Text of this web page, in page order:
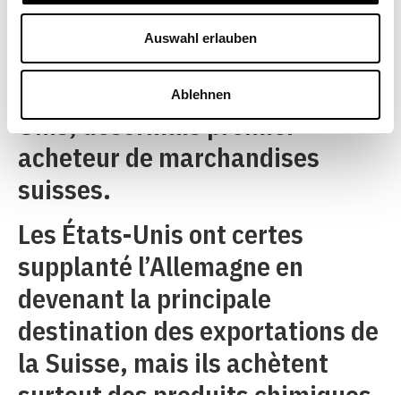
Auswahl erlauben
Ablehnen
importateurs. À l’inverse, on
observe une forte montée de la
Chine et, surtout, des États-
Unis, désormais premier
acheteur de marchandises
suisses.
Les États-Unis ont certes
supplanté l’Allemagne en
devenant la principale
destination des exportations de
la Suisse, mais ils achètent